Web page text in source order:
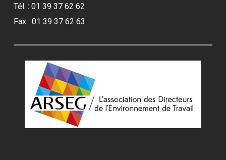
Tél. : 01 39 37 62 62
Fax : 01 39 37 62 63